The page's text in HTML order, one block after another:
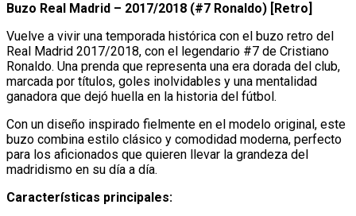
Buzo Real Madrid – 2017/2018 (#7 Ronaldo) [Retro]
Vuelve a vivir una temporada histórica con el buzo retro del
Real Madrid 2017/2018, con el legendario #7 de Cristiano
Ronaldo. Una prenda que representa una era dorada del club,
marcada por títulos, goles inolvidables y una mentalidad
ganadora que dejó huella en la historia del fútbol.
Con un diseño inspirado fielmente en el modelo original, este
buzo combina estilo clásico y comodidad moderna, perfecto
para los aficionados que quieren llevar la grandeza del
madridismo en su día a día.
Características principales: